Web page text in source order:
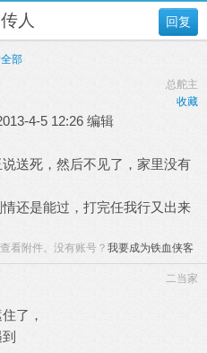
回复
人
部
总舵主
收藏
4-5 12:26 编辑
送死，然后不见了，家里没有
还是能过，打完任我行又出来
看附件。没有账号？ 我要成为铁血侠客
二当家
了，